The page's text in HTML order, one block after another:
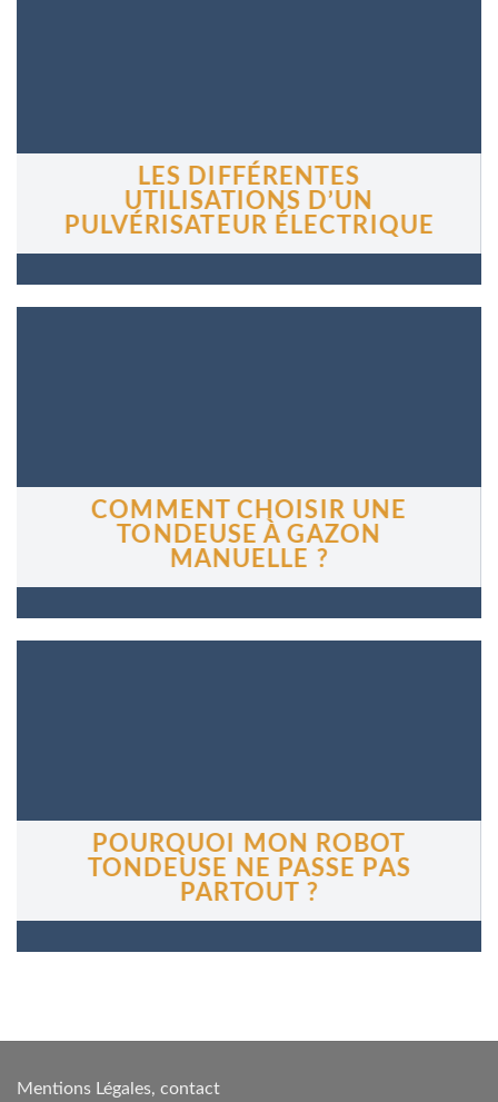
LES DIFFÉRENTES
UTILISATIONS D’UN
PULVÉRISATEUR ÉLECTRIQUE
COMMENT CHOISIR UNE
TONDEUSE À GAZON
MANUELLE ?
POURQUOI MON ROBOT
TONDEUSE NE PASSE PAS
PARTOUT ?
Mentions Légales, contact